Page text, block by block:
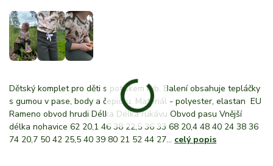
Dětský komplet pro děti s potiskem ryb. Balení obsahuje tepláčky
s gumou v pase, body a čepičku. Materiál - polyester, elastan EU
Rameno obvod hrudi Délka Délka rukávu Obvod pasu Vnější
délka nohavice 62 20,1 46 38 22,5 36 33 68 20,4 48 40 24 38 36
74 20,7 50 42 25,5 40 39 80 21 52 44 27... celý popis